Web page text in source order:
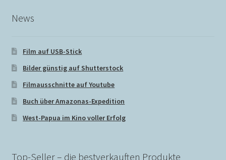
My Account
Reset Password
Sind zur Zeit unterwegs, Bestellungen wieder ab dem
News
Film auf USB-Stick
Bilder günstig auf Shutterstock
Filmausschnitte auf Youtube
Buch über Amazonas-Expedition
West-Papua im Kino voller Erfolg
Top-Seller – die bestverkauften Produkte